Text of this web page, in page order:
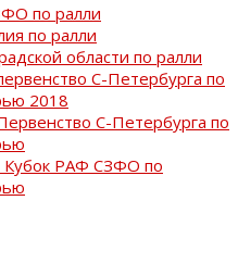
по ралли
по ралли
области по ралли
С-Петербурга по
2018
С-Петербурга по
Кубок РАФ СЗФО по